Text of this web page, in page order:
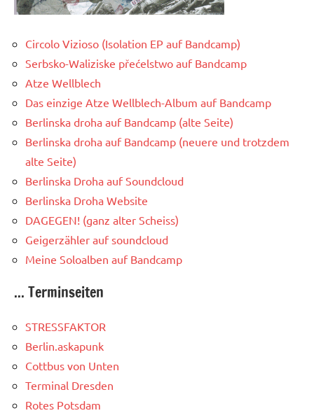
Circolo Vizioso (Isolation EP auf Bandcamp)
Serbsko-Waliziske přećelstwo auf Bandcamp
Atze Wellblech
Das einzige Atze Wellblech-Album auf Bandcamp
Berlinska droha auf Bandcamp (alte Seite)
Berlinska droha auf Bandcamp (neuere und trotzdem
alte Seite)
Berlinska Droha auf Soundcloud
Berlinska Droha Website
DAGEGEN! (ganz alter Scheiss)
Geigerzähler auf soundcloud
Meine Soloalben auf Bandcamp
... Terminseiten
STRESSFAKTOR
Berlin.askapunk
Cottbus von Unten
Terminal Dresden
Rotes Potsdam